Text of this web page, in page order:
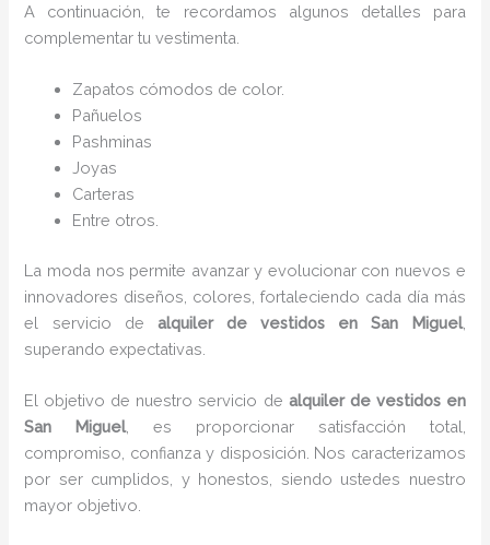
A continuación, te recordamos algunos detalles para
complementar tu vestimenta.
Zapatos cómodos de color.
Pañuelos
Pashminas
Joyas
Carteras
Entre otros.
La moda nos permite avanzar y evolucionar con nuevos e
innovadores diseños, colores, fortaleciendo cada día más
el servicio de alquiler de vestidos en San Miguel,
superando expectativas.
El objetivo de nuestro servicio de alquiler de vestidos en
San Miguel, es proporcionar satisfacción total,
compromiso, confianza y disposición. Nos caracterizamos
por ser cumplidos, y honestos, siendo ustedes nuestro
mayor objetivo.